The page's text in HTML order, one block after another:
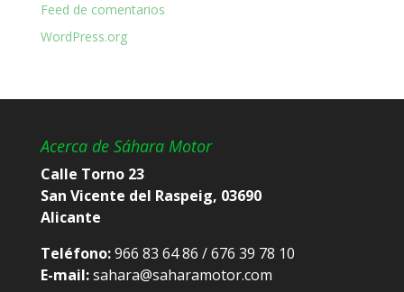
Feed de comentarios
WordPress.org
Acerca de Sáhara Motor
Calle Torno 23
San Vicente del Raspeig, 03690
Alicante
Teléfono:966 83 64 86 / 676 39 78 10
E-mail:sahara@saharamotor.com